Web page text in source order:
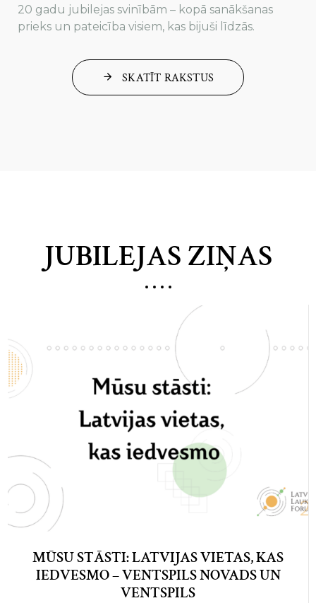
20 gadu jubilejas svinībām – kopā sanākšanas
prieks un pateicība visiem, kas bijuši līdzās.
SKATĪT RAKSTUS
JUBILEJAS ZIŅAS
MŪSU STĀSTI: LATVIJAS VIETAS, KAS
IEDVESMO – VENTSPILS NOVADS UN
VENTSPILS